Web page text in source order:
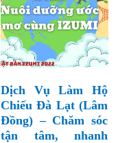
Dịch Vụ Làm Hộ
Chiếu Đà Lạt (Lâm
Đồng) – Chăm sóc
tận tâm, nhanh